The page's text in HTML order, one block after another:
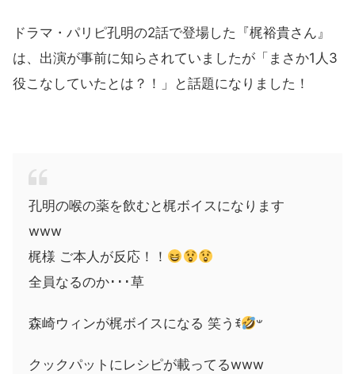
ドラマ・パリピ孔明の2話で登場した『梶裕貴さん』
は、出演が事前に知らされていましたが「まさか1人3
役こなしていたとは？！」と話題になりました！
孔明の喉の薬を飲むと梶ボイスになります
www
梶様 ご本人が反応！！
全員なるのか･･･草
森崎ウィンが梶ボイスになる 笑うꉂ 𐤔
クックパットにレシピが載ってるwww